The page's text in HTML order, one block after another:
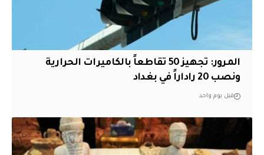
المرور: تجهيز 50 تقاطعاً بالكاميرات الحرارية
ونصب 20 راداراً في بغداد
قبل يوم واحد